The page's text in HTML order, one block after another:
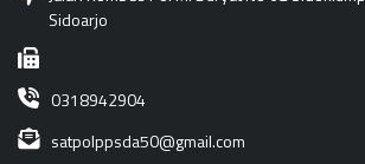
Sidoarjo
0318942904
satpolppsda50@gmail.com